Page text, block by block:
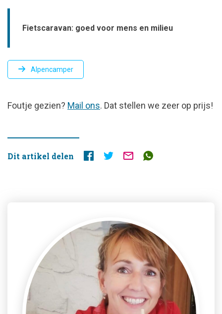
Fietscaravan: goed voor mens en milieu
Alpencamper
FOUTJE
Foutje gezien? Mail ons. Dat stellen we zeer op prijs!
Dit artikel delen